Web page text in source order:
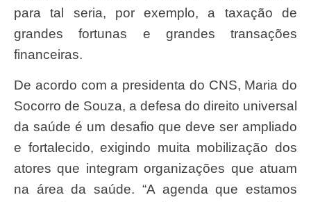
para tal seria, por exemplo, a taxação de
grandes fortunas e grandes transações
financeiras.
De acordo com a presidenta do CNS, Maria do
Socorro de Souza, a defesa do direito universal
da saúde é um desafio que deve ser ampliado
e fortalecido, exigindo muita mobilização dos
atores que integram organizações que atuam
na área da saúde. “A agenda que estamos